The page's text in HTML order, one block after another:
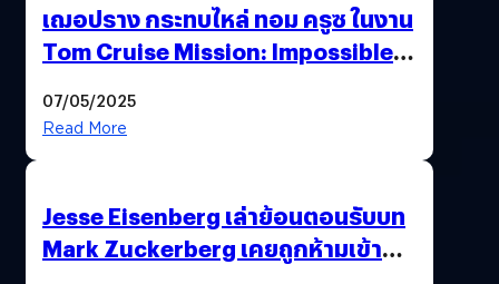
เฌอปราง กระทบไหล่ ทอม ครูซ ในงาน
Tom Cruise Mission: Impossible –
Premiere
07/05/2025
Read More
Jesse Eisenberg เล่าย้อนตอนรับบท
Mark Zuckerberg เคยถูกห้ามเข้าพบ